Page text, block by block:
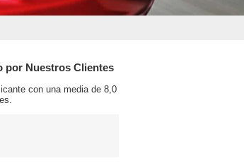
por Nuestros Clientes
con una media de 8,0